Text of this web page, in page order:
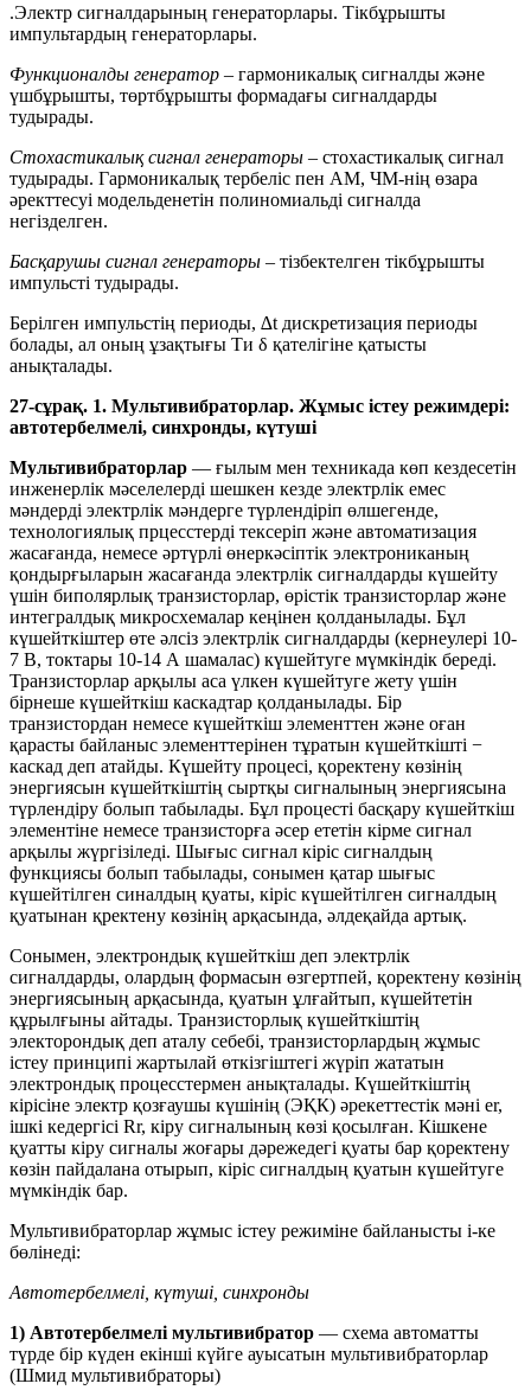
.Электр сигналдарының генераторлары. Тікбұрышты
импультардың генераторлары.
Функционалды генератор – гармоникалық сигналды және
үшбұрышты, төртбұрышты формадағы сигналдарды
тудырады.
Стохастикалық сигнал генераторы – стохастикалық сигнал
тудырады. Гармоникалық тербеліс пен АМ, ЧМ-нің өзара
әректтесуі модельденетін полиномиальді сигналда
негізделген.
Басқарушы сигнал генераторы – тізбектелген тікбұрышты
импульсті тудырады.
Берілген импульстің периоды, ∆t дискретизация периоды
болады, ал оның ұзақтығы Ти δ қателігіне қатысты
анықталады.
27-сұрақ. 1. Мультивибраторлар. Жұмыс істеу режимдері:
автотербелмелі, синхронды, күтуші
Мультивибраторлар — ғылым мен техникада көп кездесетін
инженерлік мәселелерді шешкен кезде электрлік емес
мәндерді электрлік мәндерге түрлендіріп өлшегенде,
технологиялық прцесстерді тексеріп және автоматизация
жасағанда, немесе әртүрлі өнеркәсіптік электрониканың
қондырғыларын жасағанда электрлік сигналдарды күшейту
үшін биполярлық транзисторлар, өрістік транзисторлар және
интегралдық микросхемалар кеңінен қолданылады. Бұл
күшейткіштер өте әлсіз электрлік сигналдарды (кернеулері 10-
7 В, токтары 10-14 А шамалас) күшейтуге мүмкіндік береді.
Транзисторлар арқылы аса үлкен күшейтуге жету үшін
бірнеше күшейткіш каскадтар қолданылады. Бір
транзистордан немесе күшейткіш элементтен және оған
қарасты байланыс элементтерінен тұратын күшейткішті −
каскад деп атайды. Күшейту процесі, қоректену көзінің
энергиясын күшейткіштің сыртқы сигналының энергиясына
түрлендіру болып табылады. Бұл процесті басқару күшейткіш
элементіне немесе транзисторға әсер ететін кірме сигнал
арқылы жүргізіледі. Шығыс сигнал кіріс сигналдың
функциясы болып табылады, сонымен қатар шығыс
күшейтілген синалдың қуаты, кіріс күшейтілген сигналдың
қуатынан қректену көзінің арқасында, әлдеқайда артық.
Сонымен, электрондық күшейткіш деп электрлік
сигналдарды, олардың формасын өзгертпей, қоректену көзінің
энергиясының арқасында, қуатын ұлғайтып, күшейтетін
құрылғыны айтады. Транзисторлық күшейткіштің
электорондық деп аталу себебі, транзисторлардың жұмыс
істеу принципі жартылай өткізгіштегі жүріп жататын
электрондық процесстермен анықталады. Күшейткіштің
кірісіне электр қозғаушы күшінің (ЭҚК) әрекеттестік мәні er,
ішкі кедергісі Rr, кіру сигналының көзі қосылған. Кішкене
қуатты кіру сигналы жоғары дәрежедегі қуаты бар қоректену
көзін пайдалана отырып, кіріс сигналдың қуатын күшейтуге
мүмкіндік бар.
Мультивибраторлар жұмыс істеу режиміне байланысты і-ке
бөлінеді:
Автотербелмелі, күтуші, синхронды
1) Автотербелмелі мультивибратор — схема автоматты
түрде бір күден екінші күйге ауысатын мультивибраторлар
(Шмид мультивибраторы)